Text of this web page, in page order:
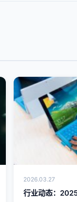
2026.03.27
行业动态：